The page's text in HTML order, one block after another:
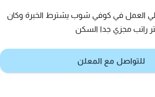
العمل في كوفي شوب يشترط الخبرة وكان
راتب مجزي جدا السكن
للتواصل مع المعلن